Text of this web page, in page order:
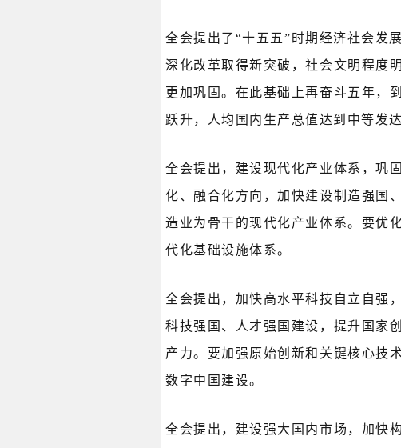
全会提出了“十五五”时期经济社会发
深化改革取得新突破，社会文明程度
更加巩固。在此基础上再奋斗五年，
跃升，人均国内生产总值达到中等发
全会提出，建设现代化产业体系，巩
化、融合化方向，加快建设制造强国
造业为骨干的现代化产业体系。要优
代化基础设施体系。
全会提出，加快高水平科技自立自强
科技强国、人才强国建设，提升国家
产力。要加强原始创新和关键核心技
数字中国建设。
全会提出，建设强大国内市场，加快